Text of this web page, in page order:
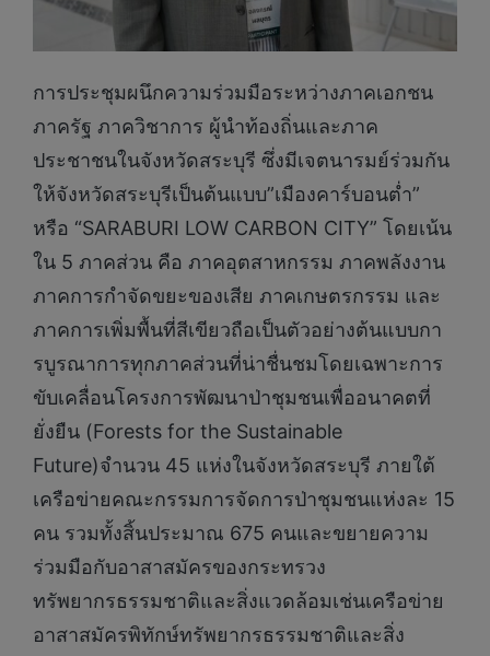
การประชุมผนึกความร่วมมือระหว่างภาคเอกชน
ภาครัฐ ภาควิชาการ ผู้นำท้องถิ่นและภาค
ประชาชนในจังหวัดสระบุรี ซึ่งมีเจตนารมย์ร่วมกัน
ให้จังหวัดสระบุรีเป็นต้นแบบ”เมืองคาร์บอนต่ำ”
หรือ “SARABURI LOW CARBON CITY” โดยเน้น
ใน 5 ภาคส่วน คือ ภาคอุตสาหกรรม ภาคพลังงาน
ภาคการกำจัดขยะของเสีย ภาคเกษตรกรรม และ
ภาคการเพิ่มพื้นที่สีเขียวถือเป็นตัวอย่างต้นแบบกา
รบูรณาการทุกภาคส่วนที่น่าชื่นชมโดยเฉพาะการ
ขับเคลื่อนโครงการพัฒนาป่าชุมชนเพื่ออนาคตที่
ยั่งยืน (Forests for the Sustainable
Future)จำนวน 45 แห่งในจังหวัดสระบุรี ภายใต้
เครือข่ายคณะกรรมการจัดการป่าชุมชนแห่งละ 15
คน รวมทั้งสิ้นประมาณ 675 คนและขยายความ
ร่วมมือกับอาสาสมัครของกระทรวง
ทรัพยากรธรรมชาติและสิ่งแวดล้อมเช่นเครือข่าย
อาสาสมัครพิทักษ์ทรัพยากรธรรมชาติและสิ่ง